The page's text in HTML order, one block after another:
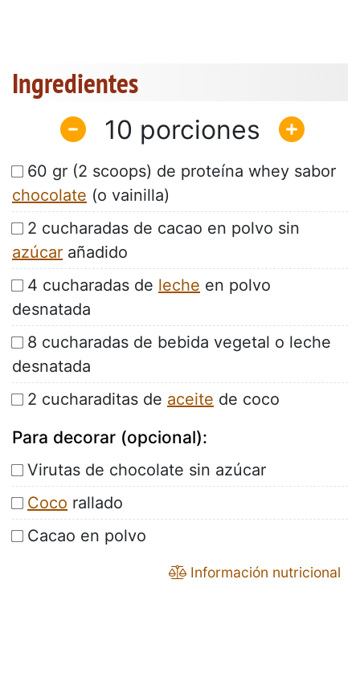
Ingredientes
10
60 gr (2 scoops) de proteína whey sabor
chocolate (o vainilla)
2 cucharadas de cacao en polvo sin
azúcar añadido
4 cucharadas de leche en polvo
desnatada
8 cucharadas de bebida vegetal o leche
desnatada
2 cucharaditas de aceite de coco
Para decorar (opcional):
Virutas de chocolate sin azúcar
Coco rallado
Cacao en polvo
Información nutricional